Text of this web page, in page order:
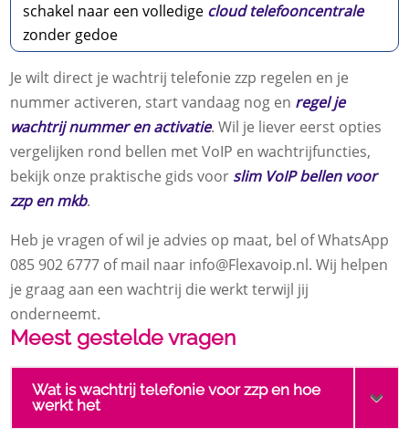
schakel naar een volledige cloud telefooncentrale
zonder gedoe
Je wilt direct je wachtrij telefonie zzp regelen en je
nummer activeren, start vandaag nog en regel je
wachtrij nummer en activatie.​ Wil je liever eerst opties
vergelijken rond bellen met VoIP en wachtrijfuncties,
bekijk onze praktische gids voor slim VoIP bellen voor
zzp en mkb.​
Heb je vragen of wil je advies op maat, bel of WhatsApp
085 902 6777 of mail naar info@Flexavoip.​nl.​ Wij helpen
je graag aan een wachtrij die werkt terwijl jij
onderneemt.​
Meest gestelde vragen
Wat is wachtrij telefonie voor zzp en hoe
werkt het